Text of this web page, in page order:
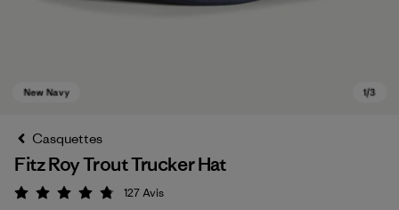
Casquettes
Fitz Roy Trout Trucker Hat
Évaluation: 4.8 / 5
127Avis